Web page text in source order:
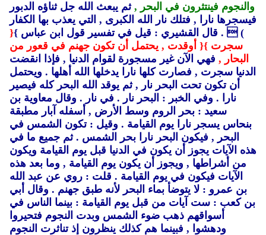
والنجوم فينتثرون في البحر ,ثم يبعث الله جل ثناؤه الدبور
فيسجرها نارا , فتلك نار الله الكبرى , التي يعذب بها الكفار
)
 . قال القشيري : قيل في تفسير قول ابن عباس }{
سجرت }{ أوقدت , يحتمل أن تكون جهنم في قعور من
البحار , فهي الآن غير مسجورة لقوام الدنيا , فإذا انقضت
الدنيا سجرت , فصارت كلها نارا يدخلها الله أهلها . ويحتمل
أن تكون تحت البحر نار ,ثم يوقد الله البحر كله فيصير
نارا . وفي الخبر : البحر نار . في نار . وقال معاوية بن
سعيد : بحر الروم وسط الأرض , أسفله آبار مطبقة
بنحاس يسجر نارا يوم القيامة . وقيل : تكون الشمس في
البحر , فيكون البحر نارا بحر الشمس . ثم جميع ما في
هذه الآيات يجوز أن يكون في الدنيا قبل يوم القيامة ويكون
من أشراطها , ويجوز أن يكون يوم القيامة , وما بعد هذه
الآيات فيكون في يوم القيامة . قلت : روي عن عبد الله
بن عمرو : لا يتوضأ بماء البحر لأنه طبق جهنم . وقال أبي
بن كعب : ست آيات من قبل يوم القيامة : بينما الناس في
أسواقهم ذهب ضوء الشمس وبدت النجوم فتحيروا
ودهشوا , فبينما هم كذلك ينظرون إذ تناثرت النجوم